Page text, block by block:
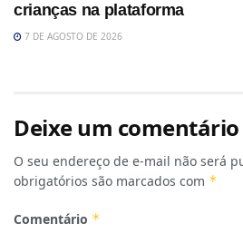
crianças na plataforma
7 DE AGOSTO DE 2026
Deixe um comentário
O seu endereço de e-mail não será
obrigatórios são marcados com *
Comentário *